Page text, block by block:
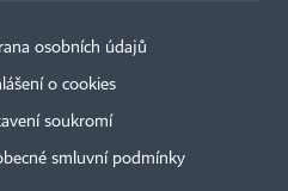
osobních údajů
o cookies
soukromí
smluvní podmínky